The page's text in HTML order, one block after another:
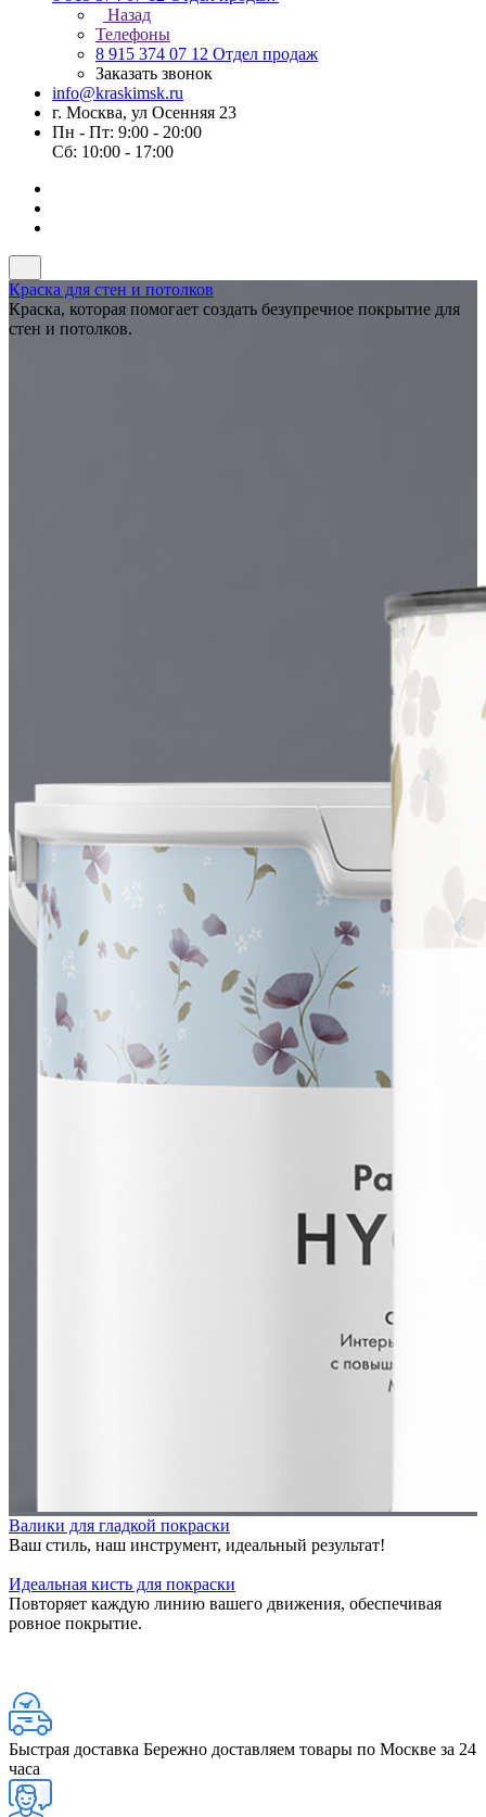
Назад
Телефоны
8 915 374 07 12 Отдел продаж
Заказать звонок
info@kraskimsk.ru
г. Москва, ул Осенняя 23
Пн - Пт: 9:00 - 20:00
Сб: 10:00 - 17:00
Краска для стен и потолков
Краска, которая помогает создать безупречное покрытие для
стен и потолков.
Валики для гладкой покраски
Ваш стиль, наш инструмент, идеальный результат!
Идеальная кисть для покраски
Повторяет каждую линию вашего движения, обеспечивая
ровное покрытие.
Быстрая доставка Бережно доставляем товары по Москве за 24
часа